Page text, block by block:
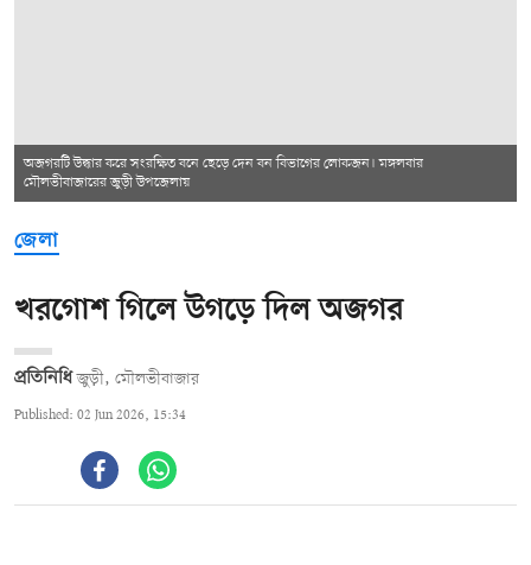
অজগরটি উদ্ধার করে সংরক্ষিত বনে ছেড়ে দেন বন বিভাগের লোকজন। মঙ্গলবার
মৌলভীবাজারের জুড়ী উপজেলায়
জেলা
খরগোশ গিলে উগড়ে দিল অজগর
প্রতিনিধি জুড়ী, মৌলভীবাজার
Published: 02 Jun 2026, 15:34